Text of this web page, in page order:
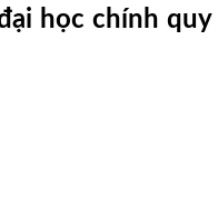
học chính quy